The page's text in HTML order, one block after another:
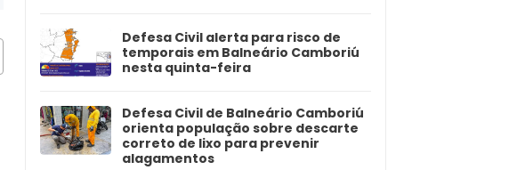
Defesa Civil alerta para risco de
temporais em Balneário Camboriú
nesta quinta-feira
Defesa Civil de Balneário Camboriú
orienta população sobre descarte
correto de lixo para prevenir
alagamentos